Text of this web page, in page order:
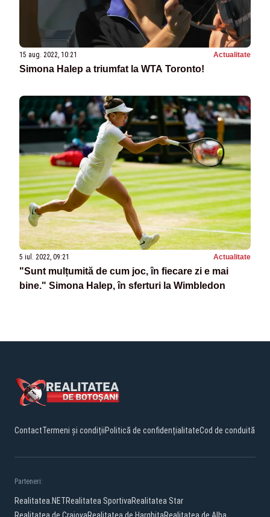
15 aug. 2022, 10:21 Actualitate
Simona Halep a triumfat la WTA Toronto!
5 iul. 2022, 09:21 Actualitate
"Sunt mulțumită de cum joc, în fiecare zi e mai
bine." Simona Halep, în sferturi la Wimbledon
ContactTermeni și condițiiPolitică de confidențialitateCod de conduită
Parteneri:
Realitatea.NETRealitatea SportivaRealitatea Star